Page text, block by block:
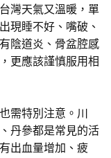
灣天氣又溫暖，單
現睡不好、嘴破、
陰道炎、骨盆腔感
更應該謹慎服用相
需特別注意。川
丹參都是常見的活
出血量增加、疲